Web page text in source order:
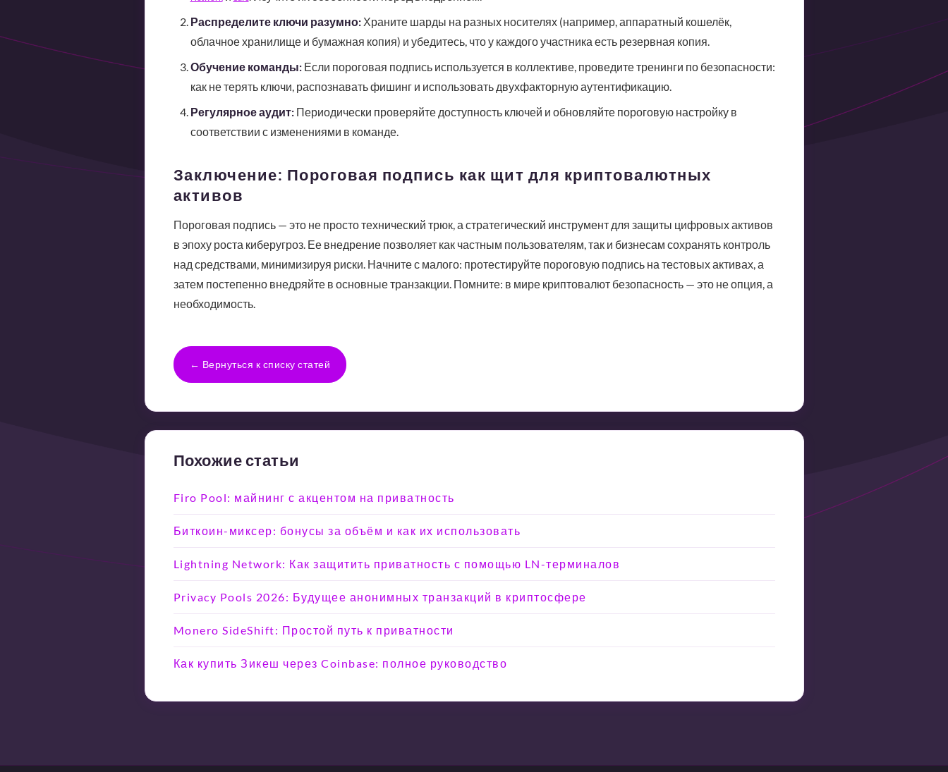
Распределите ключи разумно:Храните шарды на разных носителях (например, аппаратный кошелёк,
облачное хранилище и бумажная копия) и убедитесь, что у каждого участника есть резервная копия.
Обучение команды:Если пороговая подпись используется в коллективе, проведите тренинги по безопасности:
как не терять ключи, распознавать фишинг и использовать двухфакторную аутентификацию.
Регулярное аудит:Периодически проверяйте доступность ключей и обновляйте пороговую настройку в
соответствии с изменениями в команде.
Заключение: Пороговая подпись как щит для криптовалютных
активов
Пороговая подпись — это не просто технический трюк, а стратегический инструмент для защиты цифровых активов
в эпоху роста киберугроз. Ее внедрение позволяет как частным пользователям, так и бизнесам сохранять контроль
над средствами, минимизируя риски. Начните с малого: протестируйте пороговую подпись на тестовых активах, а
затем постепенно внедряйте в основные транзакции. Помните: в мире криптовалют безопасность — это не опция, а
необходимость.
← Вернуться к списку статей
Похожие статьи
Firo Pool: майнинг с акцентом на приватность
Биткоин-миксер: бонусы за объём и как их использовать
Lightning Network: Как защитить приватность с помощью LN-терминалов
Privacy Pools 2026: Будущее анонимных транзакций в криптосфере
Monero SideShift: Простой путь к приватности
Как купить Зикеш через Coinbase: полное руководство